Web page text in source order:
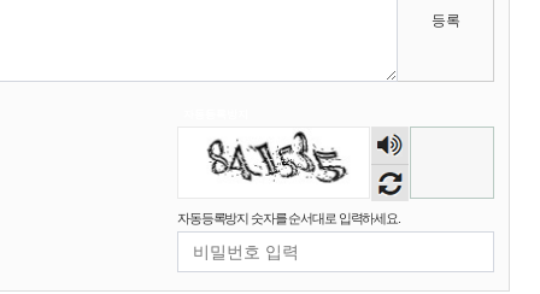
등록
숫자
음성
듣기
자동등록방지 숫자를 순서대로 입력하세요.
2025년 09월 22일 월요일
16:11:47
2026년 01월 03일 토요일